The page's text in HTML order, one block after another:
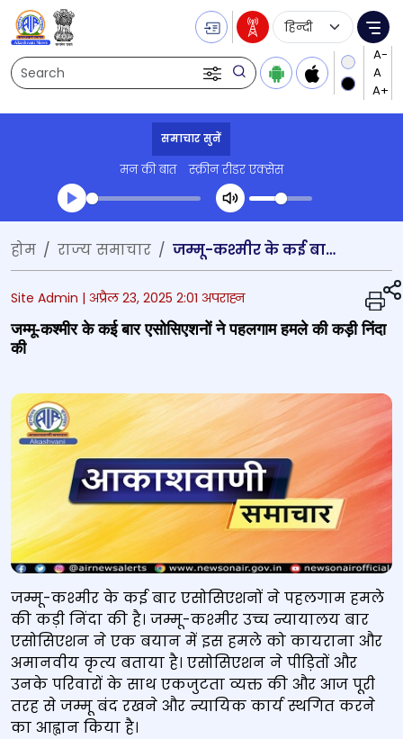
Search
Language
समाचार सुनें
मन की बात स्क्रीन रीडर एक्सेस
Transcript summary
प्ले ऑडियो
होम राज्‍य समाचार जम्मू-कश्मीर के कई बार एसोसिएशनों ने पहलगाम हमले की कड़ी निंदा की
Site Admin | अप्रैल 23, 2025 2:01 अपराह्न
जम्मू-कश्मीर के कई बार एसोसिएशनों ने पहलगाम हमले की कड़ी निंदा
की
जम्मू-कश्मीर के कई बार एसोसिएशनों ने पहलगाम हमले
की कड़ी निंदा की है। जम्मू-कश्मीर उच्च न्यायालय बार
एसोसिएशन ने एक बयान में इस हमले को कायराना और
अमानवीय कृत्य बताया है। एसोसिएशन ने पीड़ितों और
उनके परिवारों के साथ एकजुटता व्यक्त की और आज पूरी
तरह से जम्मू बंद रखने और न्यायिक कार्य स्थगित करने
का आह्वान किया है।